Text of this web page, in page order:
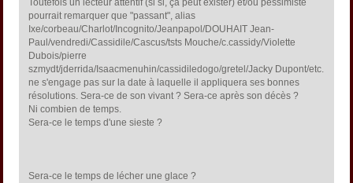
Toutefois un lecteur attentif (si si, ça peut exister) et/ou pessimiste
pourrait remarquer que "passant", alias
Ixe/corbeau/Charlot/Incognito/Jeanpapol/DOUHAIT Jean-
Paul/vendredi/Cassidile/Cascus/tsts Mouche/c.cassidy/Violette
Dubois/pierre
szmydt/jderrida/Isaacmenuhin/cassidiledogo/gretel/Jacky Dupont/etc.
ne s'engage pas sur la date à laquelle il appliquera ses bonnes
résolutions. Sera-ce de son vivant ? Sera-ce après son décès ?
Ni combien de temps.
Sera-ce le temps d'une sieste ?
Sera-ce le temps de lécher une glace ?